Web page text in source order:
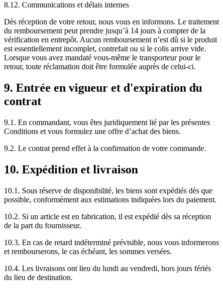
8.12. Communications et délais internes
Dès réception de votre retour, nous vous en informons. Le traitement
du remboursement peut prendre jusqu’à 14 jours à compter de la
vérification en entrepôt. Aucun remboursement n’est dû si le produit
est essentiellement incomplet, contrefait ou si le colis arrive vide.
Lorsque vous avez mandaté vous-même le transporteur pour le
retour, toute réclamation doit être formulée auprès de celui-ci.
9. Entrée en vigueur et d'expiration du
contrat
9.1. En commandant, vous êtes juridiquement lié par les présentes
Conditions et vous formulez une offre d’achat des biens.
9.2. Le contrat prend effet à la confirmation de votre commande.
10. Expédition et livraison
10.1. Sous réserve de disponibilité, les biens sont expédiés dès que
possible, conformément aux estimations indiquées lors du paiement.
10.2. Si un article est en fabrication, il est expédié dès sa réception
de la part du fournisseur.
10.3. En cas de retard indéterminé prévisible, nous vous informerons
et rembourserons, le cas échéant, les sommes versées.
10.4. Les livraisons ont lieu du lundi au vendredi, hors jours fériés
du lieu de destination.